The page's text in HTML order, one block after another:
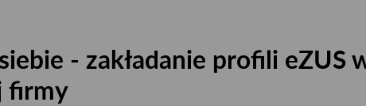
- zakładanie profili eZUS
firmy